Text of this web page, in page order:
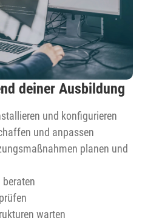
deiner Ausbildung
und konfigurieren
und anpassen
planen und
warten